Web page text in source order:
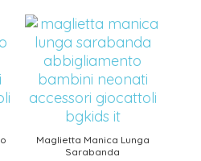
Maglietta Manica Lunga
Sarabanda